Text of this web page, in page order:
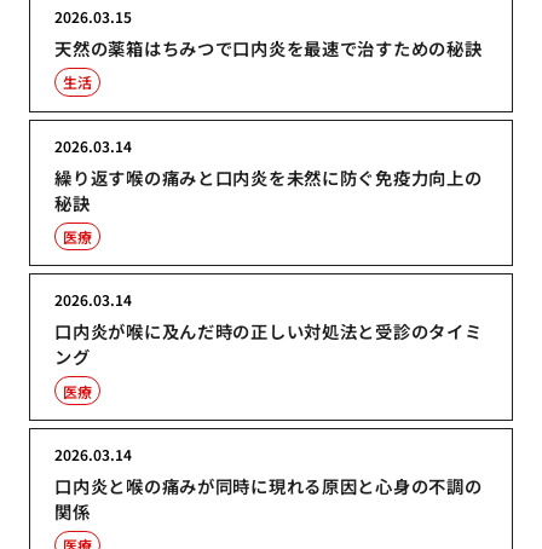
天然の薬箱はちみつで口内炎を最速で治すための秘訣
2026.03.15
生活
繰り返す喉の痛みと口内炎を未然に防ぐ免疫力向上の
秘訣
2026.03.14
医療
口内炎が喉に及んだ時の正しい対処法と受診のタイミ
ング
2026.03.14
医療
口内炎と喉の痛みが同時に現れる原因と心身の不調の
関係
2026.03.14